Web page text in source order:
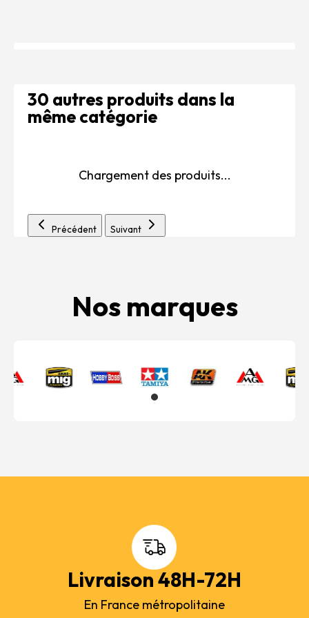
30 autres produits dans la
même catégorie
Chargement des produits...
Précédent Suivant
Nos marques
Livraison 48H-72H
En France métropolitaine